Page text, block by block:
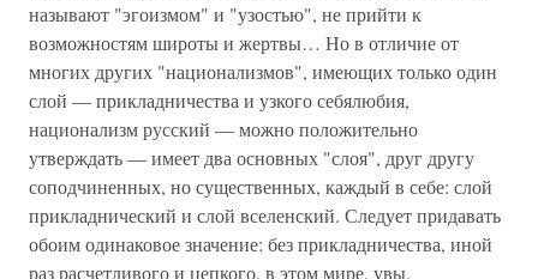
называют "эгоизмом" и "узостью", не прийти к
возможностям широты и жертвы… Но в отличие от
многих других "национализмов", имеющих только один
слой — прикладничества и узкого себялюбия,
национализм русский — можно положительно
утверждать — имеет два основных "слоя", друг другу
соподчиненных, но существенных, каждый в себе: слой
прикладнический и слой вселенский. Следует придавать
обоим одинаковое значение: без прикладничества, иной
раз расчетливого и цепкого, в этом мире, увы,